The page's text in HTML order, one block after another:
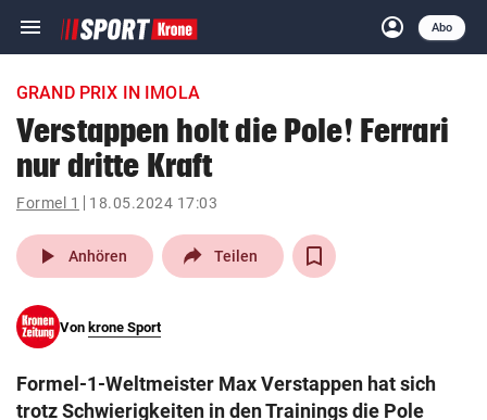
menu Navigation
ein-/ausklappen
account_circle
Anmelden
Abo
close Schließen
account_circle Anmelden
pin_drop
Wien arrow_right
search
eingeben
GRAND PRIX IN IMOLA
Verstappen holt die Pole! Ferrari
nur dritte Kraft
Formel 1 18.05.2024 17:03
play_arrow Anhören Teilen
Von krone Sport
Formel-1-Weltmeister Max Verstappen hat sich
trotz Schwierigkeiten in den Trainings die Pole